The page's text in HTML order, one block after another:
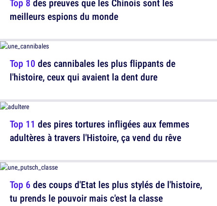
Top 10 des cannibales les plus flippants de
l'histoire, ceux qui avaient la dent dure
Top 6 des coups d'Etat les plus stylés de l'histoire,
tu prends le pouvoir mais c'est la classe
Top 8 des preuves que les Chinois sont les
meilleurs espions du monde
Top 11 des pires tortures infligées aux femmes
adultères à travers l'Histoire, ça vend du rêve